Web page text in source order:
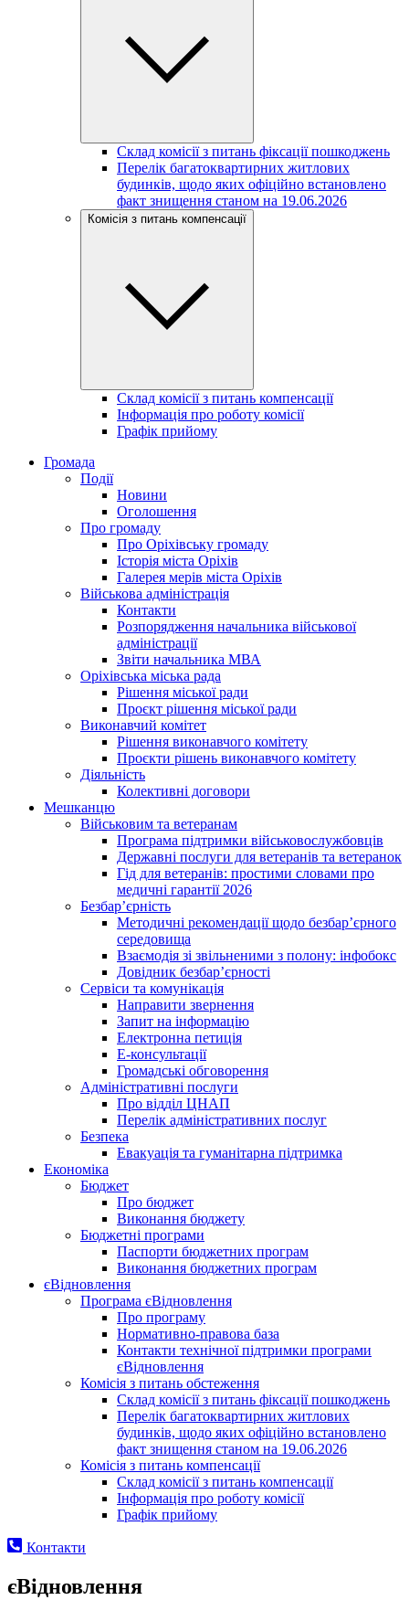
Склад комісії з питань фіксації пошкоджень
Перелік багатоквартирних житлових
будинків, щодо яких офіційно встановлено
факт знищення станом на 19.06.2026
Комісія з питань компенсації
Склад комісії з питань компенсації
Інформація про роботу комісії
Графік прийому
Громада
Події
Новини
Оголошення
Про громаду
Про Оріхівську громаду
Історія міста Оріхів
Галерея мерів міста Оріхів
Військова адміністрація
Контакти
Розпорядження начальника військової
адміністрації
Звіти начальника МВА
Оріхівська міська рада
Рішення міської ради
Проєкт рішення міської ради
Виконавчий комітет
Рішення виконавчого комітету
Проєкти рішень виконавчого комітету
Діяльність
Колективні договори
Мешканцю
Військовим та ветеранам
Програма підтримки військовослужбовців
Державні послуги для ветеранів та ветеранок
Гід для ветеранів: простими словами про
медичні гарантії 2026
Безбар’єрність
Методичні рекомендації щодо безбар’єрного
середовища
Взаємодія зі звільненими з полону: інфобокс
Довідник безбар’єрності
Сервіси та комунікація
Направити звернення
Запит на інформацію
Електронна петиція
Е-консультації
Громадські обговорення
Адміністративні послуги
Про відділ ЦНАП
Перелік адміністративних послуг
Безпека
Евакуація та гуманітарна підтримка
Економіка
Бюджет
Про бюджет
Виконання бюджету
Бюджетні програми
Паспорти бюджетних програм
Виконання бюджетних програм
єВідновлення
Програма єВідновлення
Про програму
Нормативно-правова база
Контакти технічної підтримки програми
єВідновлення
Комісія з питань обстеження
Склад комісії з питань фіксації пошкоджень
Перелік багатоквартирних житлових
будинків, щодо яких офіційно встановлено
факт знищення станом на 19.06.2026
Комісія з питань компенсації
Склад комісії з питань компенсації
Інформація про роботу комісії
Графік прийому
Контакти
єВідновлення